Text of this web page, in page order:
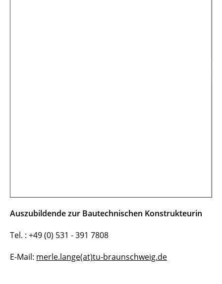
Auszubildende zur Bautechnischen Konstrukteurin
Tel. : +49 (0) 531 - 391 7808
E-Mail: merle.lange(at)tu-braunschweig.de